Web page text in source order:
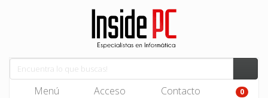
Menú Acceso Contacto 0